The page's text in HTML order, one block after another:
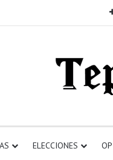
ELECCIONES